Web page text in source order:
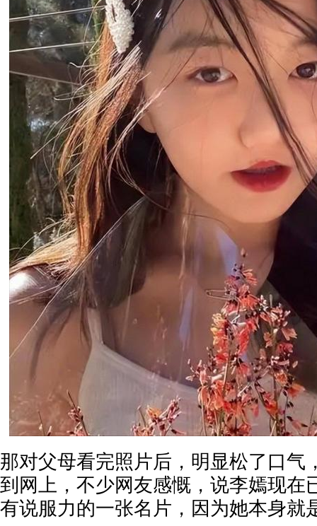
那对父母看完照片后，明显松了口气
到网上，不少网友感慨，说李嫣现在
有说服力的一张名片，因为她本身就